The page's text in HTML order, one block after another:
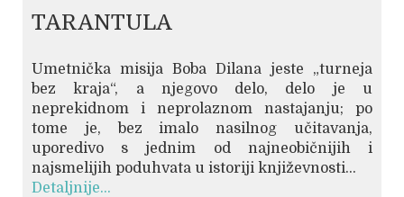
TARANTULA
Umetnička misija Boba Dilana jeste „turneja
bez kraja“, a njegovo delo, delo je u
neprekidnom i neprolaznom nastajanju; po
tome je, bez imalo nasilnog učitavanja,
uporedivo s jednim od najneobičnijih i
najsmelijih poduhvata u istoriji književnosti...
Detaljnije...